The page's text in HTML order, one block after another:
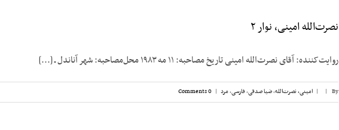
نصرت‌الله امینی، نوار ۲
روایت‌کننده: آقای نصرت‌الله امینی تاریخ مصاحبه: ۱۱ مه ۱۹۸۳ محل‌مصاحبه: شهر آناندل ـ [...]
By
|
| امینی، نصرت‌الله,ضیا صدقی,فارسی,مرد |
0 Comments